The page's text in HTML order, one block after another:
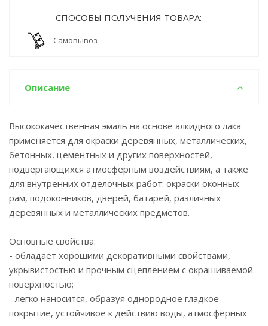
СПОСОБЫ ПОЛУЧЕНИЯ ТОВАРА:
Самовывоз
Описание
Высококачественная эмаль на основе алкидного лака
применяется для окраски деревянных, металлических,
бетонных, цементных и других поверхностей,
подвергающихся атмосферным воздействиям, а также
для внутренних отделочных работ: окраски оконных
рам, подоконников, дверей, батарей, различных
деревянных и металлических предметов.
Основные свойства:
- обладает хорошими декоративными свойствами,
укрывистостью и прочным сцеплением с окрашиваемой
поверхностью;
- легко наносится, образуя однородное гладкое
покрытие, устойчивое к действию воды, атмосферных